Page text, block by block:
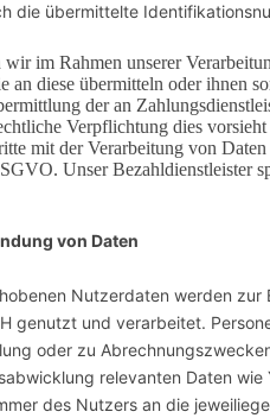
die übermittelte
im Rahmen unserer
an diese übermitteln oder ihnen
der an
Verpflichtung dies
mit der Verarbeitung von
Unser Bezahldienstleister
von Daten
Nutzerdaten werden zur
genutzt und verarbeitet.
oder zu
relevanten Daten
des Nutzers an die